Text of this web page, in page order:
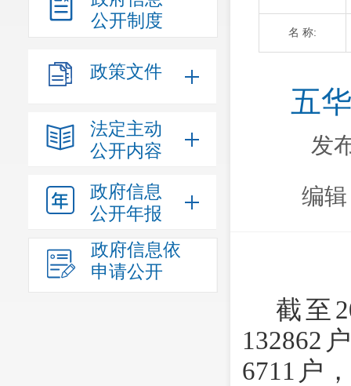
公开制度
政策文件
法定主动
公开内容
政府信息
公开年报
政府信息依
申请公开
名 称:
五
发
编
截至
132862
6711户